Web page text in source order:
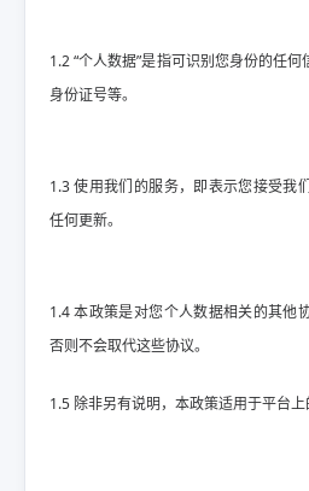
1.2 “个人数据”是指可识别您身份的任
身份证号等。
1.3 使用我们的服务，即表示您接受我
任何更新。
1.4 本政策是对您个人数据相关的其他
否则不会取代这些协议。
1.5 除非另有说明，本政策适用于平台上